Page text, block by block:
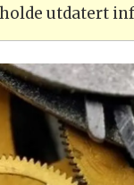
utdatert